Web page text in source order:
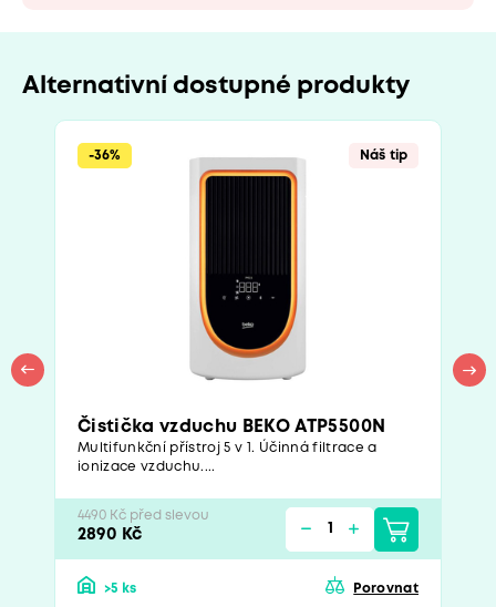
Alternativní dostupné produkty
-36% Náš tip
Čistička vzduchu BEKO ATP5500N
Multifunkční přístroj 5 v 1. Účinná filtrace a
ionizace vzduchu....
4490 Kč před slevou
2890 Kč
>5 ks Porovnat